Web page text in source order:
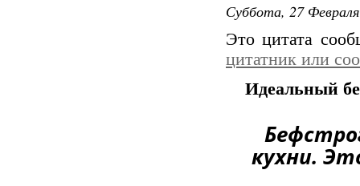
Суббота, 27
Это цитата
цитатник или
Идеальный
кухни.